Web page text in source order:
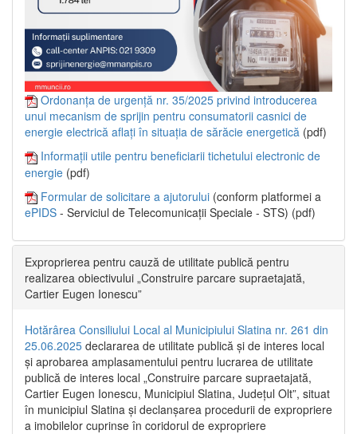
Ordonanța de urgență nr. 35/2025 privind introducerea
unui mecanism de sprijin pentru consumatorii casnici de
energie electrică aflați în situația de sărăcie energetică (pdf)
Informații utile pentru beneficiarii tichetului electronic de
energie (pdf)
Formular de solicitare a ajutorului (conform platformei a
ePIDS - Serviciul de Telecomunicații Speciale - STS) (pdf)
Exproprierea pentru cauză de utilitate publică pentru
realizarea obiectivului „Construire parcare supraetajată,
Cartier Eugen Ionescu”
Hotărârea Consiliului Local al Municipiului Slatina nr. 261 din
25.06.2025 declararea de utilitate publică și de interes local
și aprobarea amplasamentului pentru lucrarea de utilitate
publică de interes local „Construire parcare supraetajată,
Cartier Eugen Ionescu, Municipiul Slatina, Județul Olt”, situat
în municipiul Slatina și declanșarea procedurii de expropriere
a imobilelor cuprinse în coridorul de expropriere